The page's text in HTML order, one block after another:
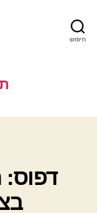
חיפוש
דפוס: